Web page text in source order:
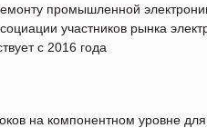
промышленной
участников рынка
с 2016 года
на компонентном уровне